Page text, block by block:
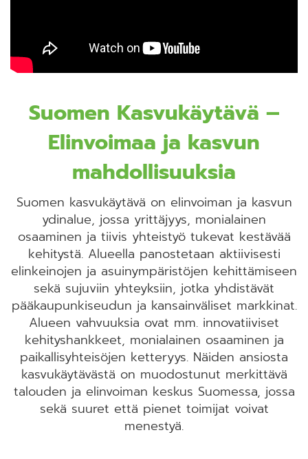
Suomen Kasvukäytävä –
Elinvoimaa ja kasvun
mahdollisuuksia
Suomen kasvukäytävä on elinvoiman ja kasvun
ydinalue, jossa yrittäjyys, monialainen
osaaminen ja tiivis yhteistyö tukevat kestävää
kehitystä. Alueella panostetaan aktiivisesti
elinkeinojen ja asuinympäristöjen kehittämiseen
sekä sujuviin yhteyksiin, jotka yhdistävät
pääkaupunkiseudun ja kansainväliset markkinat.
Alueen vahvuuksia ovat mm. innovatiiviset
kehityshankkeet, monialainen osaaminen ja
paikallisyhteisöjen ketteryys. Näiden ansiosta
kasvukäytävästä on muodostunut merkittävä
talouden ja elinvoiman keskus Suomessa, jossa
sekä suuret että pienet toimijat voivat
menestyä.